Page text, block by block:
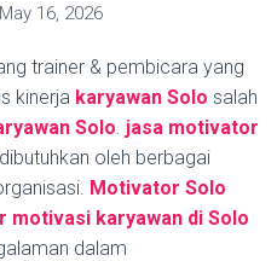
May 16, 2026
trainer & pembicara yang
kinerja karyawan Solo salah
Solo. jasa motivator
oleh berbagai
Motivator Solo
motivasi karyawan di Solo
dalam